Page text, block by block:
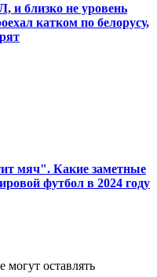
и близко не уровень
катком по белорусу,
мяч". Какие заметные
футбол в 2024 году
могут оставлять